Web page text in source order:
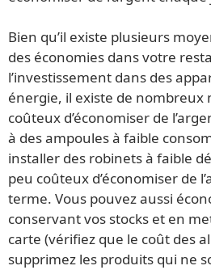
Bien qu’il existe plusieurs
des économies dans votre
l’investissement dans des
énergie, il existe de nombreux
coûteux d’économiser de
à des ampoules à faible
installer des robinets à faible
peu coûteux d’économiser de
terme. Vous pouvez aussi
conservant vos stocks et en
carte (vérifiez que le coût des
supprimez les produits qui ne